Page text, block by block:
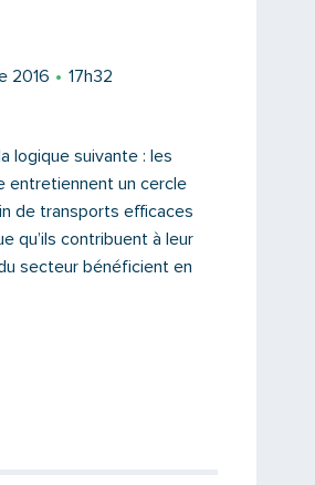
le code
2016
17h32
logique suivante : les
entretiennent un cercle
de transports efficaces
qu’ils contribuent à leur
secteur bénéficient en